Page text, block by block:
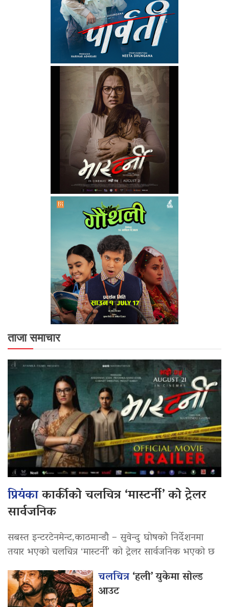
ताजा समाचार
प्रियंकाकार्कीको चलचित्र ‘मास्टर्नी’ को ट्रेलर
सार्वजनिक
सबस्त इन्टरटेनमेन्ट,काठमान्डौ – सुवेन्दु घोषको निर्देशनमा
तयार भएको चलचित्र ‘मास्टर्नी’ को ट्रेलर सार्वजनिक भएको छ
चलचित्र‘हली’ युकेमा सोल्ड
आउट